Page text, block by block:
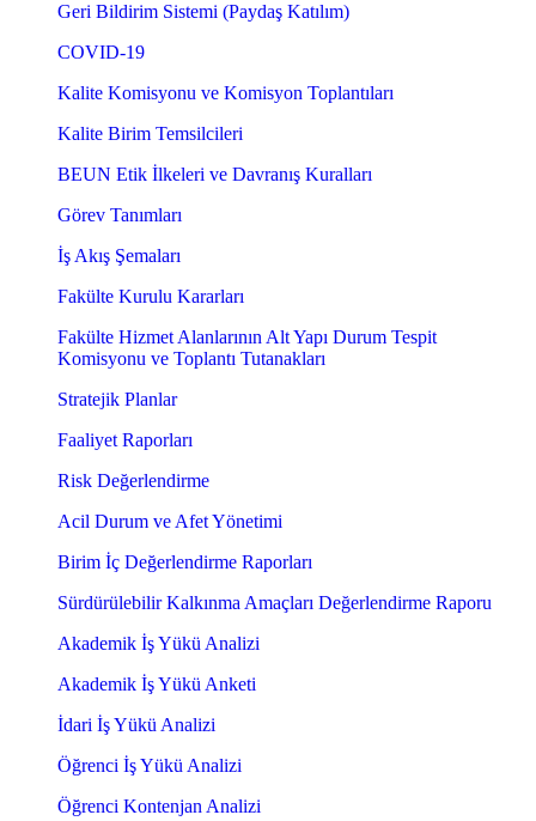
Geri Bildirim Sistemi (Paydaş Katılım)
COVID-19
Kalite Komisyonu ve Komisyon Toplantıları
Kalite Birim Temsilcileri
BEUN Etik İlkeleri ve Davranış Kuralları
Görev Tanımları
İş Akış Şemaları
Fakülte Kurulu Kararları
Fakülte Hizmet Alanlarının Alt Yapı Durum Tespit
Komisyonu ve Toplantı Tutanakları
Stratejik Planlar
Faaliyet Raporları
Risk Değerlendirme
Acil Durum ve Afet Yönetimi
Birim İç Değerlendirme Raporları
Sürdürülebilir Kalkınma Amaçları Değerlendirme Raporu
Akademik İş Yükü Analizi
Akademik İş Yükü Anketi
İdari İş Yükü Analizi
Öğrenci İş Yükü Analizi
Öğrenci Kontenjan Analizi